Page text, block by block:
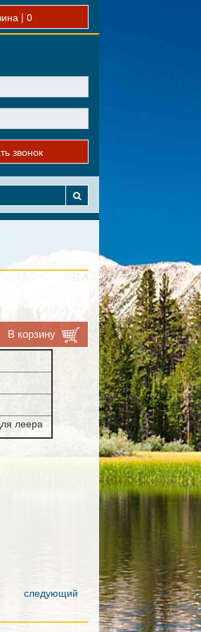
|0
звонок
В корзину
леера
следующий